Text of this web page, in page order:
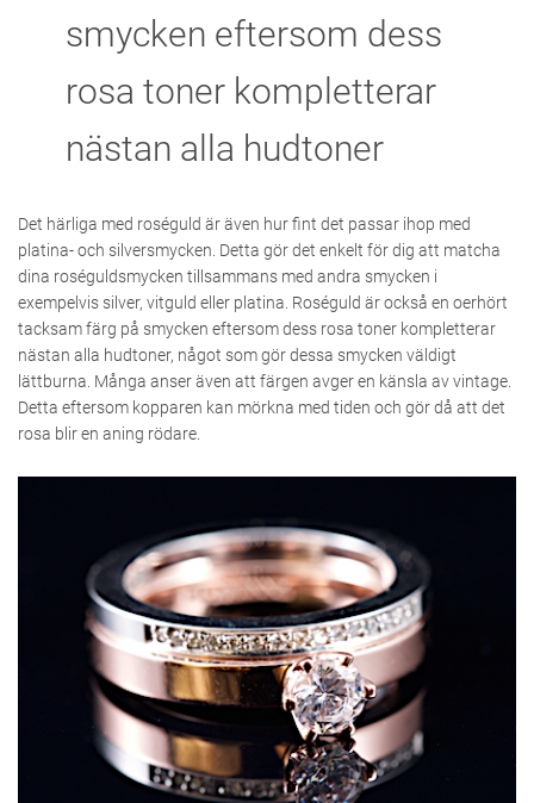
smycken eftersom dess
rosa toner kompletterar
nästan alla hudtoner
Det härliga med roséguld är även hur fint det passar ihop med
platina- och silversmycken. Detta gör det enkelt för dig att matcha
dina roséguldsmycken tillsammans med andra smycken i
exempelvis silver, vitguld eller platina. Roséguld är också en oerhört
tacksam färg på smycken eftersom dess rosa toner kompletterar
nästan alla hudtoner, något som gör dessa smycken väldigt
lättburna. Många anser även att färgen avger en känsla av vintage.
Detta eftersom kopparen kan mörkna med tiden och gör då att det
rosa blir en aning rödare.